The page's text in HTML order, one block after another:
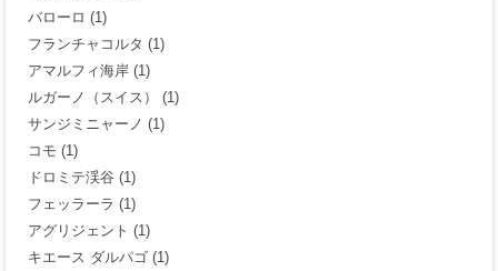
バローロ (1)
フランチャコルタ (1)
アマルフィ海岸 (1)
ルガーノ（スイス）
(1)
サンジミニャーノ (1)
コモ (1)
ドロミテ渓谷 (1)
フェッラーラ (1)
アグリジェント (1)
キエース ダルパゴ (1)